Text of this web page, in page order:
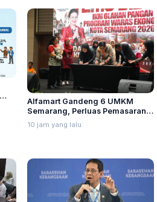
Alfamart Gandeng 6 UMKM
Semarang, Perluas Pemasaran
Produk Lokal
10 jam yang lalu